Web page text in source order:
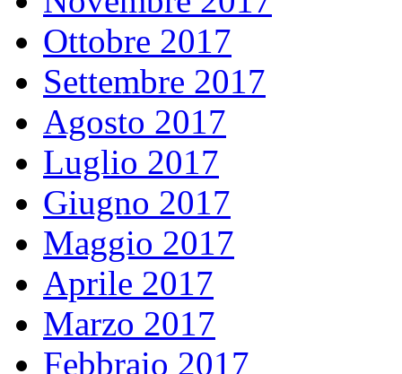
Ottobre 2017
Settembre 2017
Agosto 2017
Luglio 2017
Giugno 2017
Maggio 2017
Aprile 2017
Marzo 2017
Febbraio 2017